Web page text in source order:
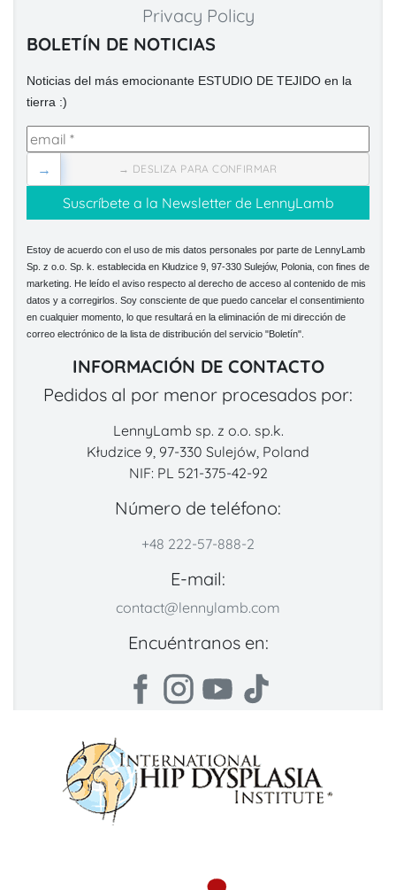
Privacy Policy
BOLETÍN DE NOTICIAS
Noticias del más emocionante ESTUDIO DE TEJIDO en la
tierra :)
→ DESLIZA PARA CONFIRMAR
→
Estoy de acuerdo con el uso de mis datos personales por parte de LennyLamb
Sp. z o.o. Sp. k. establecida en Kłudzice 9, 97-330 Sulejów, Polonia, con fines de
marketing. He leído el aviso respecto al derecho de acceso al contenido de mis
datos y a corregirlos. Soy consciente de que puedo cancelar el consentimiento
en cualquier momento, lo que resultará en la eliminación de mi dirección de
correo electrónico de la lista de distribución del servicio "Boletín".
INFORMACIÓN DE CONTACTO
Pedidos al por menor procesados por:
LennyLamb sp. z o.o. sp.k.
Kłudzice 9, 97-330 Sulejów, Poland
NIF: PL 521-375-42-92
Número de teléfono:
+48 222-57-888-2
E-mail:
contact@lennylamb.com
Encuéntranos en: